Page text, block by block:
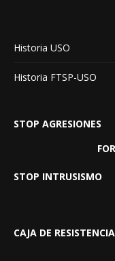
Historia USO
Historia FTSP-USO
STOP AGRESIONES
STOP INTRUSISMO
CAJA DE RESISTENCIA